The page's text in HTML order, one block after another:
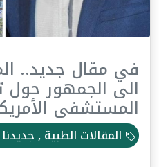
في مقال جديد..
الى الجمهور حول
المستشفى
المقالات الطبية ,